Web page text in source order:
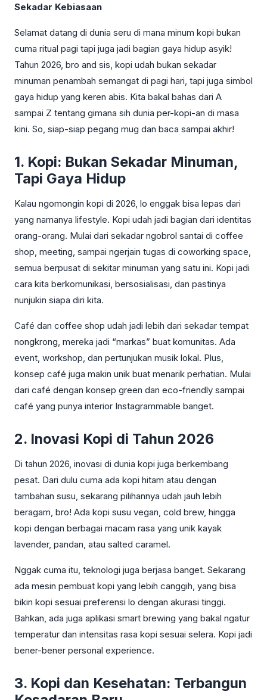
Sekadar Kebiasaan
Selamat datang di dunia seru di mana minum kopi bukan
cuma ritual pagi tapi juga jadi bagian gaya hidup asyik!
Tahun 2026, bro and sis, kopi udah bukan sekadar
minuman penambah semangat di pagi hari, tapi juga simbol
gaya hidup yang keren abis. Kita bakal bahas dari A
sampai Z tentang gimana sih dunia per-kopi-an di masa
kini. So, siap-siap pegang mug dan baca sampai akhir!
1. Kopi: Bukan Sekadar Minuman,
Tapi Gaya Hidup
Kalau ngomongin kopi di 2026, lo enggak bisa lepas dari
yang namanya lifestyle. Kopi udah jadi bagian dari identitas
orang-orang. Mulai dari sekadar ngobrol santai di coffee
shop, meeting, sampai ngerjain tugas di coworking space,
semua berpusat di sekitar minuman yang satu ini. Kopi jadi
cara kita berkomunikasi, bersosialisasi, dan pastinya
nunjukin siapa diri kita.
Café dan coffee shop udah jadi lebih dari sekadar tempat
nongkrong, mereka jadi “markas” buat komunitas. Ada
event, workshop, dan pertunjukan musik lokal. Plus,
konsep café juga makin unik buat menarik perhatian. Mulai
dari café dengan konsep green dan eco-friendly sampai
café yang punya interior Instagrammable banget.
2. Inovasi Kopi di Tahun 2026
Di tahun 2026, inovasi di dunia kopi juga berkembang
pesat. Dari dulu cuma ada kopi hitam atau dengan
tambahan susu, sekarang pilihannya udah jauh lebih
beragam, bro! Ada kopi susu vegan, cold brew, hingga
kopi dengan berbagai macam rasa yang unik kayak
lavender, pandan, atau salted caramel.
Nggak cuma itu, teknologi juga berjasa banget. Sekarang
ada mesin pembuat kopi yang lebih canggih, yang bisa
bikin kopi sesuai preferensi lo dengan akurasi tinggi.
Bahkan, ada juga aplikasi smart brewing yang bakal ngatur
temperatur dan intensitas rasa kopi sesuai selera. Kopi jadi
bener-bener personal experience.
3. Kopi dan Kesehatan: Terbangun